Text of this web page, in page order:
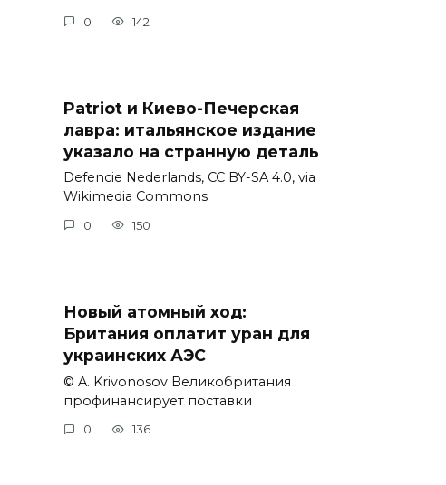
0 142
Patriot и Киево-Печерская
лавра: итальянское издание
указало на странную деталь
Defencie Nederlands, CC BY-SA 4.0, via
Wikimedia Commons
0 150
Новый атомный ход:
Британия оплатит уран для
украинских АЭС
© A. Krivonosov Великобритания
профинансирует поставки
0 136